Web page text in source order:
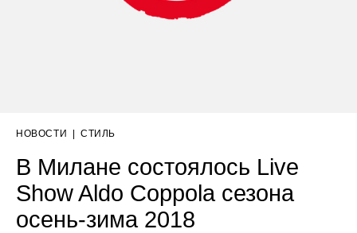
НОВОСТИ | СТИЛЬ
В Милане состоялось Live
Show Aldo Coppola сезона
осень-зима 2018